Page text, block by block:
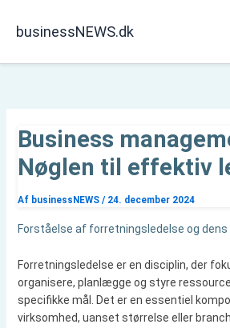
businessNEWS.dk
Business
Nøglen til effektiv
Af businessNEWS / 24. december 2024
Forståelse af forretningsledelse og dens
Forretningsledelse er en disciplin, der
organisere, planlægge og styre
specifikke mål. Det er en essentiel
virksomhed, uanset størrelse eller